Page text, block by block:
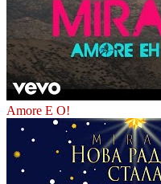
Amore E O!